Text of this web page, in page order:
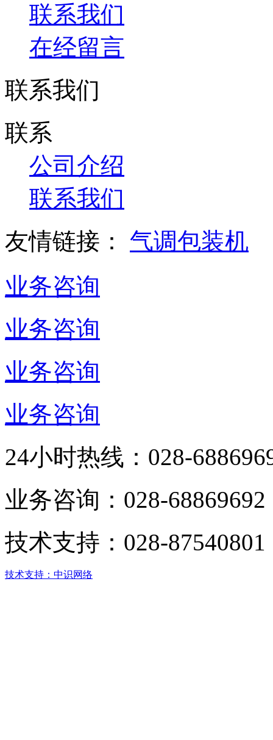
联系我们
在经留言
联系我们
联系
公司介绍
联系我们
友情链接： 气调包装机
业务咨询
业务咨询
业务咨询
业务咨询
24小时热线： 028-
业务咨询： 028-68869692
技术支持： 028-87540801
技术支持：中识网络